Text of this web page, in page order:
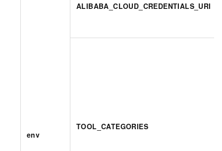
env
ALIBABA_CLOUD_CREDENTIALS_URI
TOOL_CATEGORIES